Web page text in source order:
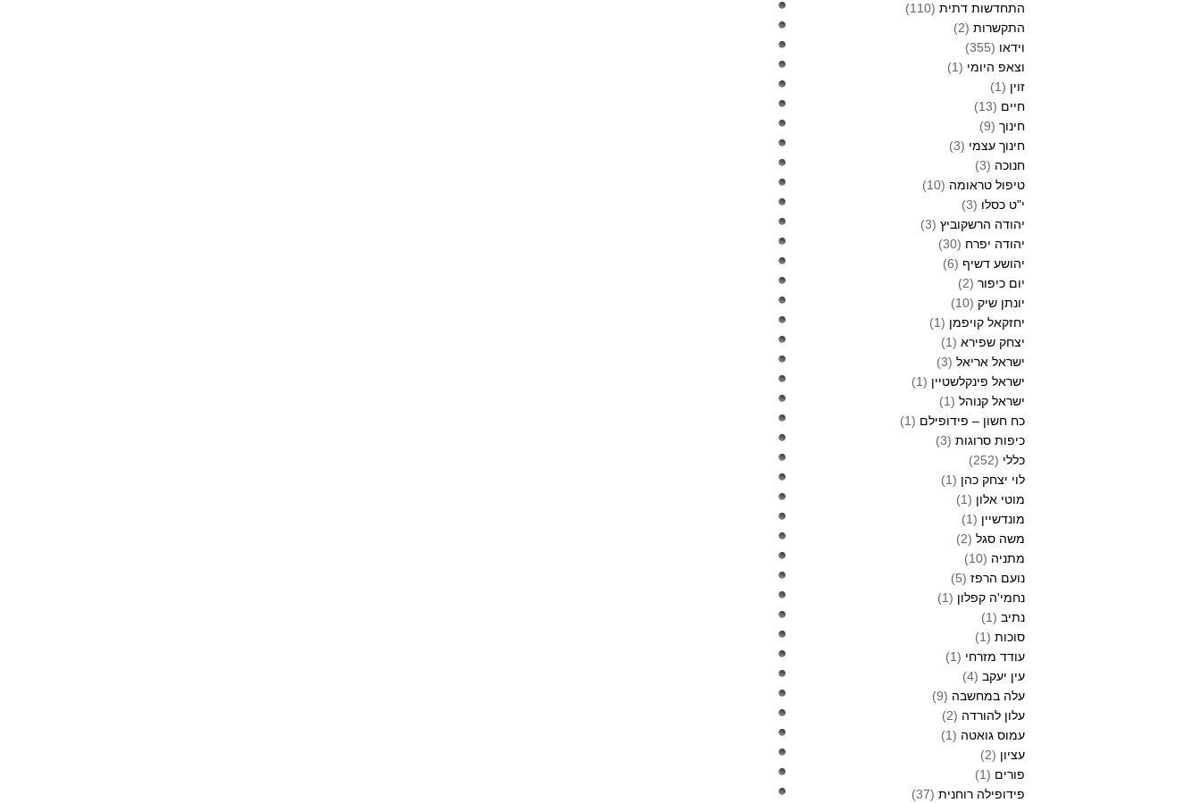
התחדשות דתית (110)
התקשרות (2)
וידאו (355)
וצאפ היומי (1)
זוין (1)
חיים (13)
חינוך (9)
חינוך עצמי (3)
חנוכה (3)
טיפול טראומה (10)
י"ט כסלו (3)
יהודה הרשקוביץ (3)
יהודה יפרח (30)
יהושע דשיף (6)
יום כיפור (2)
יונתן שיק (10)
יחזקאל קויפמן (1)
יצחק שפירא (1)
ישראל אריאל (3)
ישראל פינקלשטיין (1)
ישראל קנוהל (1)
כח חשון – פידופילם (1)
כיפות סרוגות (3)
כללי (252)
לוי יצחק כהן (1)
מוטי אלון (1)
מונדשיין (1)
משה סגל (2)
מתניה (10)
נועם הרפז (5)
נחמי'ה קפלון (1)
נתיב (1)
סוכות (1)
עודד מזרחי (1)
עין יעקב (4)
עלה במחשבה (9)
עלון להורדה (2)
עמוס גואטה (1)
עציון (2)
פורים (1)
פידופילה רוחנית (37)